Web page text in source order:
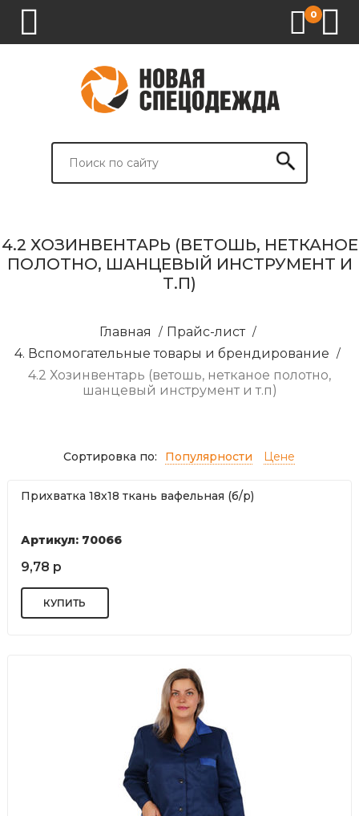
0
СПЕЦОДЕЖДА
СПЕЦОБУВЬ
СРЕДСТВА
ВСПОМОГАТЕЛЬНЫЕ
БРЕНДИРОВАНИЕ
4.2 ХОЗИНВЕНТАРЬ (ВЕТОШЬ, НЕТКАНОЕ
ПОЛОТНО, ШАНЦЕВЫЙ ИНСТРУМЕНТ И
Т.П)
Главная / Прайс-лист /
4. Вспомогательные товары и брендирование /
4.2 Хозинвентарь (ветошь, нетканое полотно,
шанцевый инструмент и т.п)
Сортировка по: Популярности Цене
Прихватка 18х18 ткань вафельная (б/р)
Артикул: 70066
9,78 р